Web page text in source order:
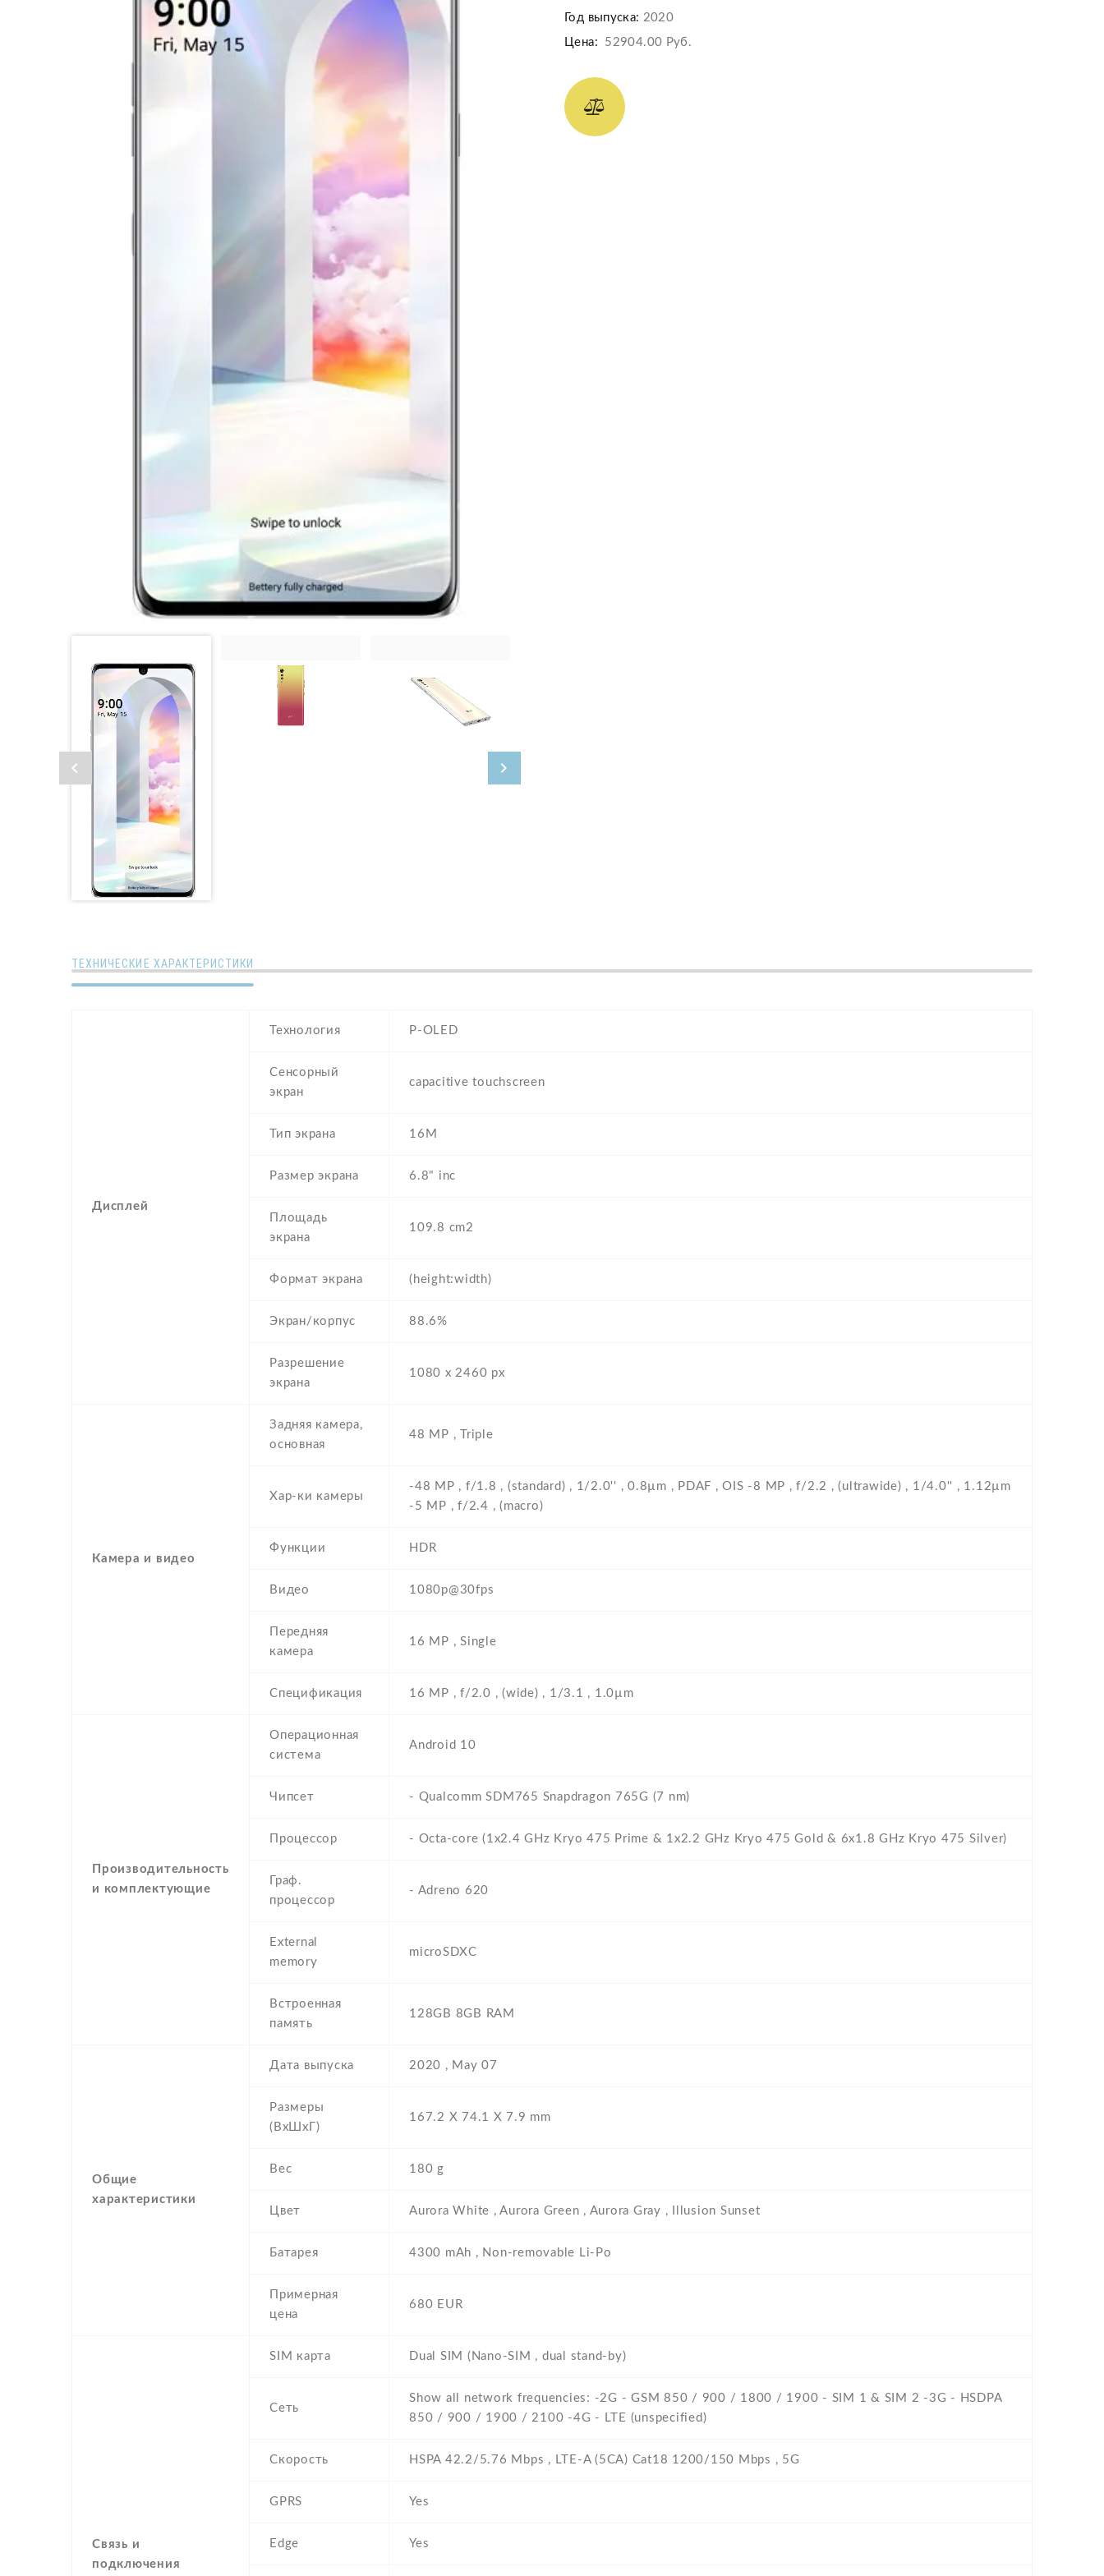
Год выпуска: 2020
Цена: 52904.00 Руб.
ТЕХНИЧЕСКИЕ ХАРАКТЕРИСТИКИ
Дисплей
Технология P-OLED
Сенсорный
экран
capacitive touchscreen
Тип экрана 16M
Размер экрана 6.8" inc
Площадь
экрана
109.8 cm2
Формат экрана (height:width)
Экран/корпус 88.6%
Разрешение
экрана
1080 x 2460 px
Камера и видео
Задняя камера,
основная
48 MP , Triple
Хар-ки камеры
-48 MP , f/1.8 , (standard) , 1/2.0'' , 0.8µm , PDAF , OIS -8 MP , f/2.2 , (ultrawide) , 1/4.0'' , 1.12µm
-5 MP , f/2.4 , (macro)
Функции HDR
Видео 1080p@30fps
Передняя
камера
16 MP , Single
Спецификация 16 MP , f/2.0 , (wide) , 1/3.1 , 1.0µm
Производительность
и комплектующие
Операционная
система
Android 10
Чипсет - Qualcomm SDM765 Snapdragon 765G (7 nm)
Процессор - Octa-core (1x2.4 GHz Kryo 475 Prime & 1x2.2 GHz Kryo 475 Gold & 6x1.8 GHz Kryo 475 Silver)
Граф.
процессор
- Adreno 620
External
memory
microSDXC
Встроенная
память
128GB 8GB RAM
Общие
характеристики
Дата выпуска 2020 , May 07
Размеры
(ВхШхГ)
167.2 Х 74.1 Х 7.9 mm
Вес 180 g
Цвет Aurora White , Aurora Green , Aurora Gray , Illusion Sunset
Батарея 4300 mAh , Non-removable Li-Po
Примерная
цена
680 EUR
Связь и
подключения
SIM карта Dual SIM (Nano-SIM , dual stand-by)
Сеть
Show all network frequencies: -2G - GSM 850 / 900 / 1800 / 1900 - SIM 1 & SIM 2 -3G - HSDPA
850 / 900 / 1900 / 2100 -4G - LTE (unspecified)
Скорость HSPA 42.2/5.76 Mbps , LTE-A (5CA) Cat18 1200/150 Mbps , 5G
GPRS Yes
Edge Yes